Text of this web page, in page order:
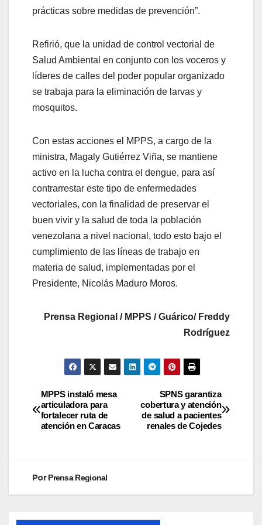
prácticas sobre medidas de prevención”.
Refirió, que la unidad de control vectorial de
Salud Ambiental en conjunto con los voceros y
líderes de calles del poder popular organizado
se trabaja para la eliminación de larvas y
mosquitos.
Con estas acciones el MPPS, a cargo de la
ministra, Magaly Gutiérrez Viña, se mantiene
activo en la lucha contra el dengue, para así
contrarrestar este tipo de enfermedades
vectoriales, con la finalidad de preservar el
buen vivir y la salud de toda la población
venezolana a nivel nacional, todo esto bajo el
cumplimiento de las líneas de trabajo en
materia de salud, implementadas por el
Presidente, Nicolás Maduro Moros.
Prensa Regional / MPPS / Guárico/ Freddy
Rodríguez
SPNS garantiza
cobertura y atención
de salud a pacientes
renales de Cojedes
MPPS instaló mesa
articuladora para
fortalecer ruta de
atención en Caracas
PorPrensa Regional